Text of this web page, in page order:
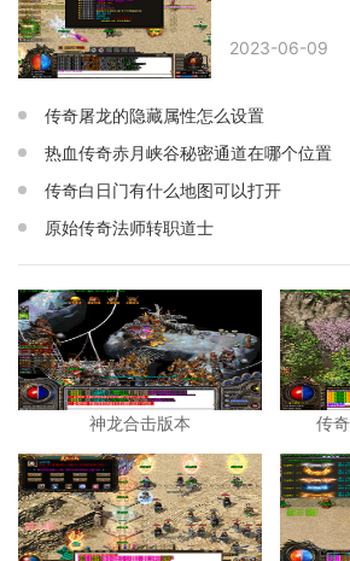
2023-06-09
传奇屠龙的隐藏属性怎么设置
热血传奇赤月峡谷秘密通道在哪个位置
传奇白日门有什么地图可以打开
原始传奇法师转职道士
神龙合击版本 传